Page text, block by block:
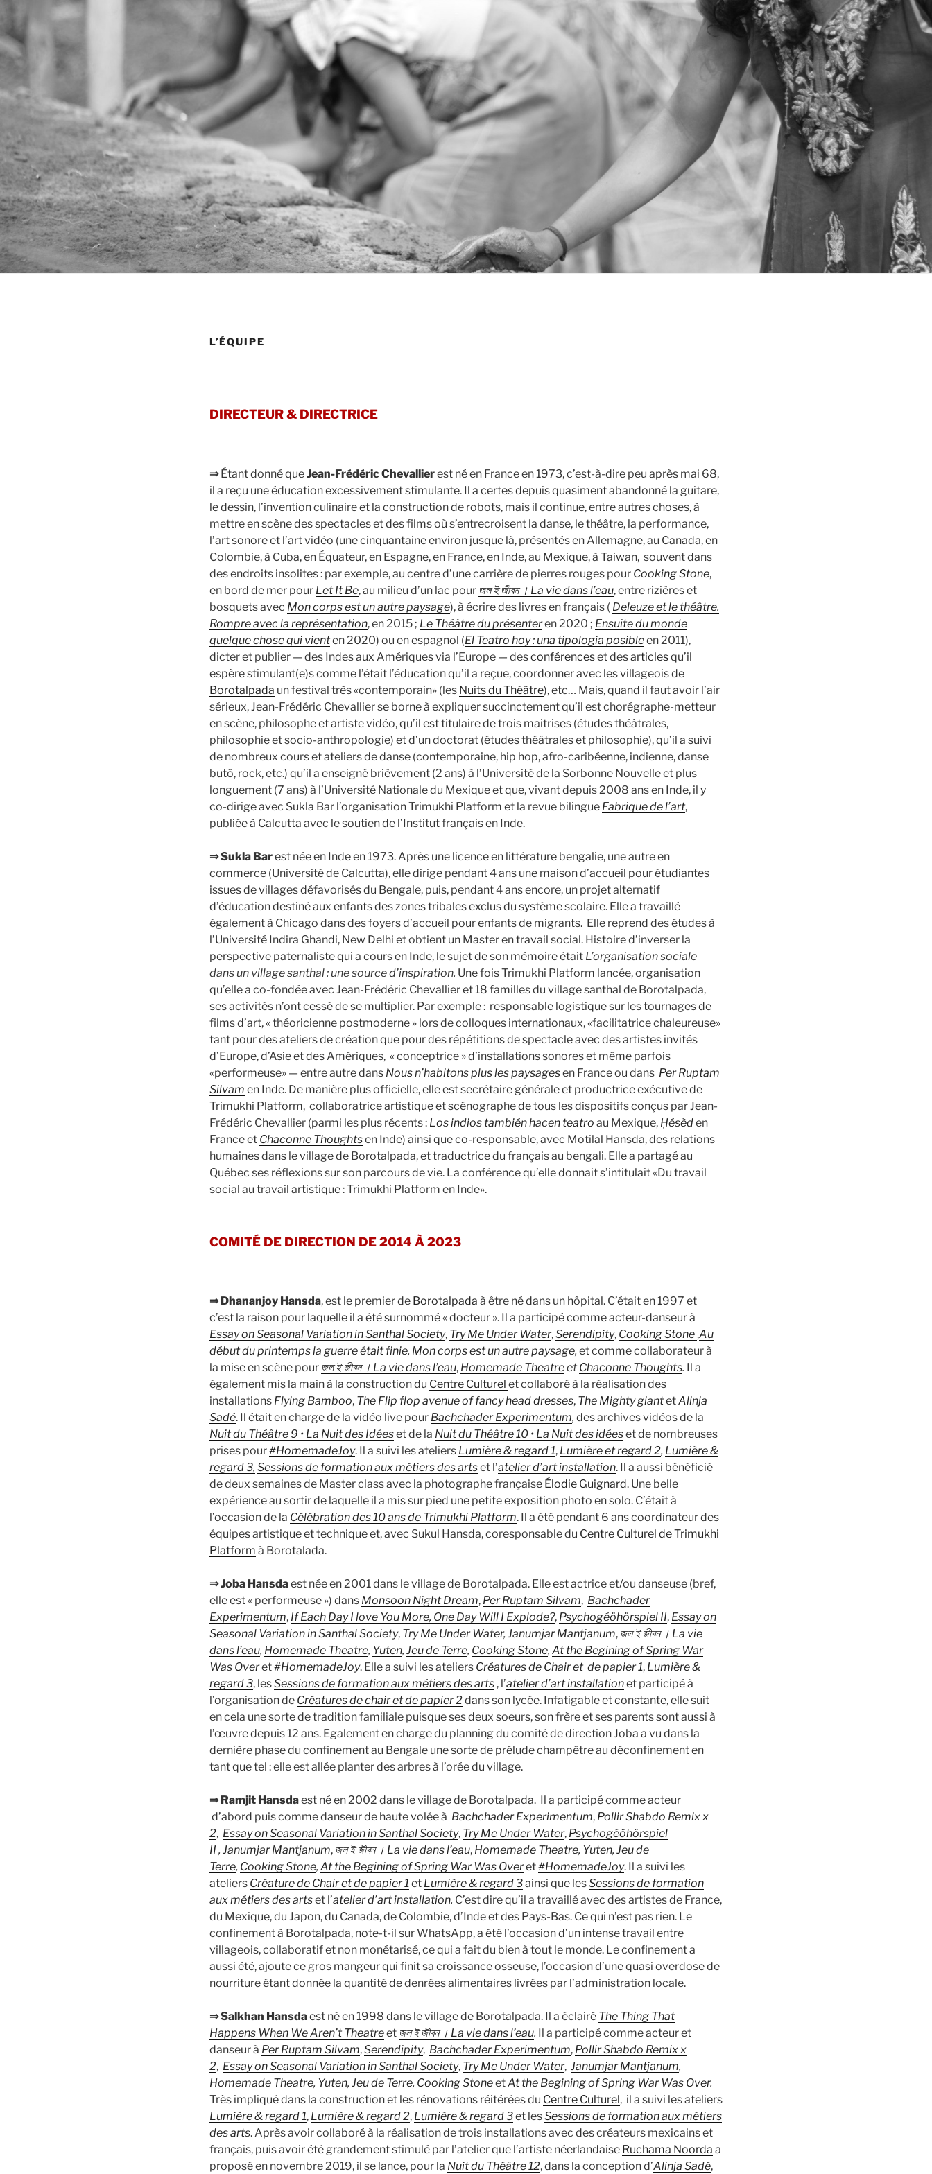
L’ÉQUIPE
DIRECTEUR & DIRECTRICE
⇒Étant donné queJean-Frédéric Chevallierest né en France en 1973, c’est-à-dire peu après mai 68,
il a reçu une éducation excessivement stimulante. Il a certes depuis quasiment abandonné la guitare,
le dessin, l’invention culinaire et la construction de robots, mais il continue, entre autres choses, à
mettre en scène des spectacles et des films où s’entrecroisent la danse, le théâtre, la performance,
l’art sonore et l’art vidéo (une cinquantaine environ jusque là, présentés en Allemagne, au Canada, en
Colombie, à Cuba, en Équateur, en Espagne, en France, en Inde, au Mexique, à Taiwan, souvent dans
des endroits insolites : par exemple, au centre d’une carrière de pierres rouges pour Cooking Stone,
en bord de mer pour Let It Be, au milieu d’un lac pour জল ই জীবন । La vie dans l’eau, entre rizières et
bosquets avec Mon corps est un autre paysage), à écrire des livres en français ( Deleuze et le théâtre.
Rompre avec la représentation, en 2015 ; Le Théâtre du présenteren 2020 ; Ensuite du monde
quelque chose qui vienten 2020) ou en espagnol (El Teatro hoy : una tipologia posibleen 2011),
dicter et publier — des Indes aux Amériques via l’Europe — desconférenceset desarticlesqu’il
espère stimulant(e)s comme l’était l’éducation qu’il a reçue, coordonner avec les villageois de
Borotalpada un festival très «contemporain» (les Nuits du Théâtre), etc… Mais, quand il faut avoir l’air
sérieux, Jean-Frédéric Chevallier se borne à expliquer succinctement qu’il est chorégraphe-metteur
en scène, philosophe et artiste vidéo, qu’il est titulaire de trois maitrises (études théâtrales,
philosophie et socio-anthropologie) et d’un doctorat (études théâtrales et philosophie), qu’il a suivi
de nombreux cours et ateliers de danse (contemporaine, hip hop, afro-caribéenne, indienne, danse
butô, rock, etc.) qu’il a enseigné brièvement (2 ans) à l’Université de la Sorbonne Nouvelle et plus
longuement (7 ans) à l’Université Nationale du Mexique et que, vivant depuis 2008 ans en Inde, il y
co-dirige avec Sukla Bar l’organisation Trimukhi Platform et la revue bilingue Fabrique de l’art,
publiée à Calcutta avec le soutien de l’Institut français en Inde.
⇒ Sukla Barest née en Inde en 1973. Après une licence en littérature bengalie, une autre en
commerce (Université de Calcutta), elle dirige pendant 4 ans une maison d’accueil pour étudiantes
issues de villages défavorisés du Bengale, puis, pendant 4 ans encore, un projet alternatif
d’éducation destiné aux enfants des zones tribales exclus du système scolaire. Elle a travaillé
également à Chicago dans des foyers d’accueil pour enfants de migrants. Elle reprend des études à
l’Université Indira Ghandi, New Delhi et obtient un Master en travail social. Histoire d’inverser la
perspective paternaliste qui a cours en Inde, le sujet de son mémoire était L’organisation sociale
dans un village santhal : une source d’inspiration. Une fois Trimukhi Platform lancée, organisation
qu’elle a co-fondée avec Jean-Frédéric Chevallier et 18 familles du village santhal de Borotalpada,
ses activités n’ont cessé de se multiplier. Par exemple : responsable logistique sur les tournages de
films d’art, « théoricienne postmoderne » lors de colloques internationaux, «facilitatrice chaleureuse»
tant pour des ateliers de création que pour des répétitions de spectacle avec des artistes invités
d’Europe, d’Asie et des Amériques, « conceptrice » d’installations sonores et même parfois
«performeuse» — entre autre dans Nous n’habitons plus les paysagesen France ou dans Per Ruptam
Silvam en Inde. De manière plus officielle, elle est secrétaire générale et productrice exécutive de
Trimukhi Platform, collaboratrice artistique et scénographe de tous les dispositifs conçus par Jean-
Frédéric Chevallier (parmi les plus récents : Los indios también hacen teatro au Mexique, Ḥésèden
France et Chaconne Thoughtsen Inde) ainsi que co-responsable, avec Motilal Hansda, des relations
humaines dans le village de Borotalpada, et traductrice du français au bengali. Elle a partagé au
Québec ses réflexions sur son parcours de vie. La conférence qu’elle donnait s’intitulait «Du travail
social au travail artistique : Trimukhi Platform en Inde».
COMITÉ DE DIRECTION DE 2014 À 2023
⇒ Dhananjoy Hansda, est le premier de Borotalpada à être né dans un hôpital. C’était en 1997 et
c’est la raison pour laquelle il a été surnommé « docteur ». Il a participé comme acteur-danseur à
Essay on Seasonal Variation in Santhal Society, Try Me Under Water,Serendipity, Cooking Stone ,Au
début du printemps la guerre était finie, Mon corps est un autre paysage, et comme collaborateur à
la mise en scène pour জল ই জীবন । La vie dans l’eau, Homemade Theatreet Chaconne Thoughts. Il a
également mis la main à la construction du Centre Culturel et collaboré à la réalisation des
installations Flying Bamboo, The Flip flop avenue of fancy head dresses, The Mighty giantetAlinja
Sadé. Il était en charge de la vidéo live pour Bachchader Experimentum, des archives vidéos de la
Nuit du Théâtre 9 • La Nuit des Idéeset de la Nuit du Théâtre 10 • La Nuit des idéeset de nombreuses
prises pour#HomemadeJoy. Il a suivi les ateliers Lumière & regard 1, Lumière et regard 2, Lumière &
regard 3, Sessions de formation aux métiers des artset l’atelier d’art installation. Il a aussi bénéficié
de deux semaines de Master class avec la photographe française Élodie Guignard. Une belle
expérience au sortir de laquelle il a mis sur pied une petite exposition photo en solo. C’était à
l’occasion de la Célébration des 10 ans de Trimukhi Platform. Il a été pendant 6 ans coordinateur des
équipes artistique et technique et, avec Sukul Hansda, coresponsable du Centre Culturel de Trimukhi
Platform à Borotalada.
⇒ Joba Hansdaest née en 2001 dans le village de Borotalpada. Elle est actrice et/ou danseuse (bref,
elle est « performeuse ») dans Monsoon Night Dream, Per Ruptam Silvam, Bachchader
Experimentum, If Each Day I love You More, One Day Will I Explode?, Psychogéöhörspiel II, Essay on
Seasonal Variation in Santhal Society, Try Me Under Water, Janumjar Mantjanum, জল ই জীবন । La vie
dans l’eau, Homemade Theatre, Yuten, Jeu de Terre, Cooking Stone, At the Begining of Spring War
Was Overet#HomemadeJoy. Elle a suivi les ateliers Créatures de Chair et de papier 1, Lumière &
regard 3, lesSessions de formation aux métiers des arts , l’atelier d’art installationet participé à
l’organisation de Créatures de chair et de papier 2dans son lycée. Infatigable et constante, elle suit
en cela une sorte de tradition familiale puisque ses deux soeurs, son frère et ses parents sont aussi à
l’œuvre depuis 12 ans. Egalement en charge du planning du comité de direction Joba a vu dans la
dernière phase du confinement au Bengale une sorte de prélude champêtre au déconfinement en
tant que tel : elle est allée planter des arbres à l’orée du village.
⇒ Ramjit Hansdaest né en 2002 dans le village de Borotalpada. Il a participé comme acteur
d’abord puis comme danseur de haute volée à Bachchader Experimentum, Pollir Shabdo Remix x
2, Essay on Seasonal Variation in Santhal Society, Try Me Under Water, Psychogéöhörspiel
II , Janumjar Mantjanum, জল ই জীবন । La vie dans l’eau, Homemade Theatre, Yuten, Jeu de
Terre, Cooking Stone, At the Begining of Spring War Was Overet#HomemadeJoy. Il a suivi les
ateliers Créature de Chair et de papier 1et Lumière & regard 3ainsi que lesSessions de formation
aux métiers des artset l’atelier d’art installation. C’est dire qu’il a travaillé avec des artistes de France,
du Mexique, du Japon, du Canada, de Colombie, d’Inde et des Pays-Bas. Ce qui n’est pas rien. Le
confinement à Borotalpada, note-t-il sur WhatsApp, a été l’occasion d’un intense travail entre
villageois, collaboratif et non monétarisé, ce qui a fait du bien à tout le monde. Le confinement a
aussi été, ajoute ce gros mangeur qui finit sa croissance osseuse, l’occasion d’une quasi overdose de
nourriture étant donnée la quantité de denrées alimentaires livrées par l’administration locale.
⇒ Salkhan Hansdaest né en 1998 dans le village de Borotalpada. Il a éclairé The Thing That
Happens When We Aren’t Theatreet জল ই জীবন । La vie dans l’eau. Il a participé comme acteur et
danseur à Per Ruptam Silvam,Serendipity, Bachchader Experimentum, Pollir Shabdo Remix x
2, Essay on Seasonal Variation in Santhal Society, Try Me Under Water, Janumjar Mantjanum,
Homemade Theatre, Yuten, Jeu de Terre, Cooking StoneetAt the Begining of Spring War Was Over.
Très impliqué dans la construction et les rénovations réitérées du Centre Culturel, il a suivi les ateliers
Lumière & regard 1, Lumière & regard 2, Lumière & regard 3et lesSessions de formation aux métiers
des arts. Après avoir collaboré à la réalisation de trois installations avec des créateurs mexicains et
français, puis avoir été grandement stimulé par l’atelier que l’artiste néerlandaise Ruchama Noorda a
proposé en novembre 2019, il se lance, pour la Nuit du Théâtre 12, dans la conception d’Alinja Sadé,